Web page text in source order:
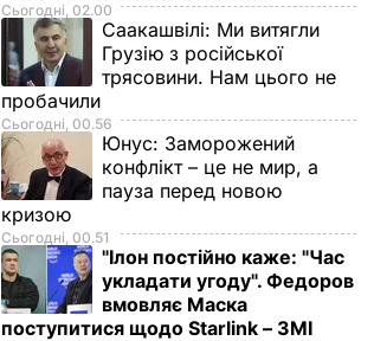
Сьогодні, 02.00
Саакашвілі: Ми витягли
Грузію з російської
трясовини. Нам цього не
пробачили
Сьогодні, 00.56
Юнус: Заморожений
конфлікт – це не мир, а
пауза перед новою
кризою
Сьогодні, 00.51
"Ілон постійно каже: "Час
укладати угоду". Федоров
вмовляє Маска
поступитися щодо Starlink – ЗМІ